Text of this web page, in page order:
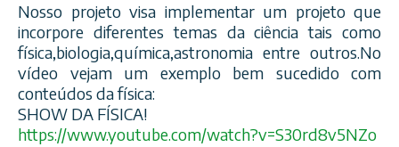
Nosso projeto visa implementar um projeto que
incorpore diferentes temas da ciência tais como
física,biologia,química,astronomia entre outros.No
vídeo vejam um exemplo bem sucedido com
conteúdos da física:
SHOW DA FÍSICA!
https://www.youtube.com/watch?v=S30rd8v5NZo